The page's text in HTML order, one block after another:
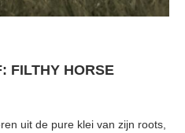
FILTHY HORSE
uit de pure klei van zijn roots,